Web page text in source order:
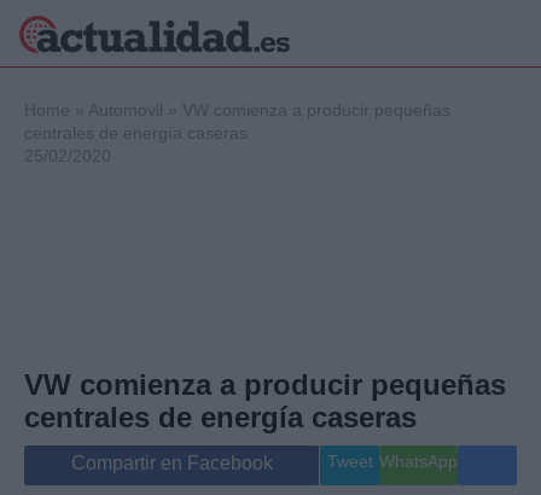
Internacional
Viajes
Gente
Musica
Home » Automovil » VW comienza a producir pequeñas
centrales de energía caseras
25/02/2020
VW comienza a producir pequeñas
centrales de energía caseras
Compartir en Facebook Tweet WhatsApp